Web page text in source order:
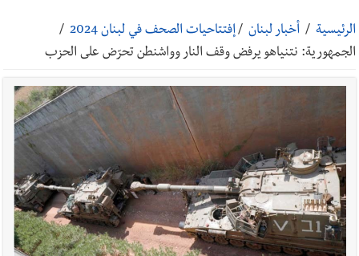
الحلوة - في منطقة صيدا وإنقاذه وإتهام إبن عمته ؟
في ثانوية السفير : تعلّمت منكم حب الوطن والتمسك بالأرض ...
والجنوب هو عزة وكرامة لبنان
أخبار صيدا المهندس محمد زهير السعودي يستقبل المختارين
بعاصيري والبيلاني
أخبار لبنان مقدمات نشرات الأخبار المسائية في لبنان ليوم السبت
8-8-2026
الرئيسية / أخبار لبنان /إفتتاحيات الصحف في لبنان 2024
/
الجمهورية: نتنياهو يرفض وقف النار وواشنطن تحرّض على الحزب